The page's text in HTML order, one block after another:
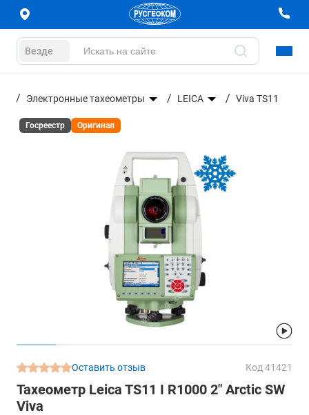
Везде
Электронные тахеометры LEICA Viva TS11
Госреестр Оригинал
Оставить отзыв Код 41421
Тахеометр Leica TS11 I R1000 2" Arctic SW
Viva